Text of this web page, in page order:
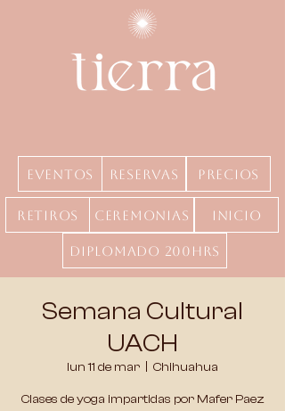
Reservas
Eventos precios
Ceremonias
Retiros inicio
Diplomado 200hrs
Semana Cultural
UACH
lun 11 de mar Chihuahua
Clases de yoga impartidas por Mafer Paez